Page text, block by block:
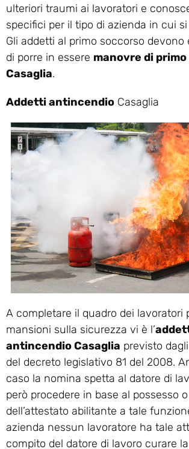
ulteriori traumi ai lavoratori e
specifici per il tipo di azienda in cui
Gli addetti al primo soccorso devono
di porre in essere manovre di
Casaglia.
Addetti antincendio Casaglia
A completare il quadro dei lavoratori
mansioni sulla sicurezza vi è l’
antincendio Casaglia previsto
del decreto legislativo 81 del 2008.
caso la nomina spetta al datore di
però procedere in base al possesso
dell’attestato abilitante a tale
azienda nessun lavoratore ha tale
compito del datore di lavoro curare